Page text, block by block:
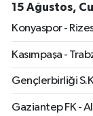
15 Ağustos,
Konyaspor -
Kasımpaşa -
Gençlerbirliği
Gaziantep FK -